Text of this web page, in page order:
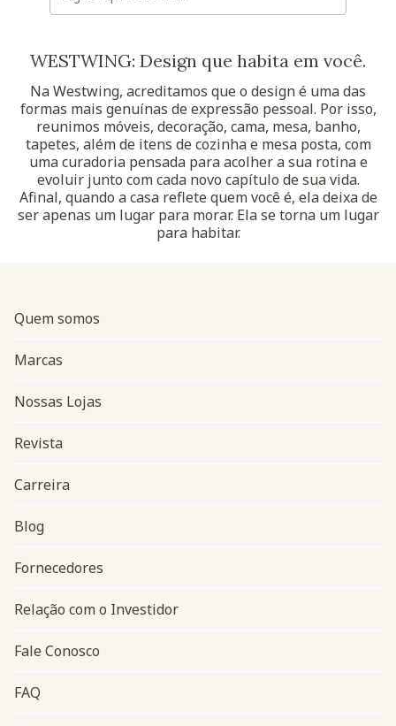
WESTWING: Design que habita em você.
Na Westwing, acreditamos que o design é uma das
formas mais genuínas de expressão pessoal. Por isso,
reunimos móveis, decoração, cama, mesa, banho,
tapetes, além de itens de cozinha e mesa posta, com
uma curadoria pensada para acolher a sua rotina e
evoluir junto com cada novo capítulo de sua vida.
Afinal, quando a casa reflete quem você é, ela deixa de
ser apenas um lugar para morar. Ela se torna um lugar
para habitar.
Navegação do rodapé
Quem somos
Marcas
Nossas Lojas
Revista
Carreira
Blog
Fornecedores
Relação com o Investidor
Fale Conosco
FAQ